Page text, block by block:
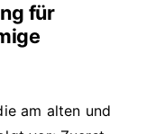
für
am alten und